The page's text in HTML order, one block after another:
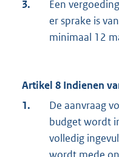
3.
Een
er sprake is
minimaal 12
Artikel 8 Indienen
1.
De aanvraag
budget wordt
volledig